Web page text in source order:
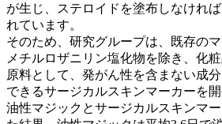
が生じ、ステロイドを塗布しなけれ
れています。
そのため、研究グループは、既存の
メチルロザニリン塩化物を除き、化
原料として、発がん性を含まない成
できるサージカルスキンマーカーを開
油性マジックとサージカルスキンマ